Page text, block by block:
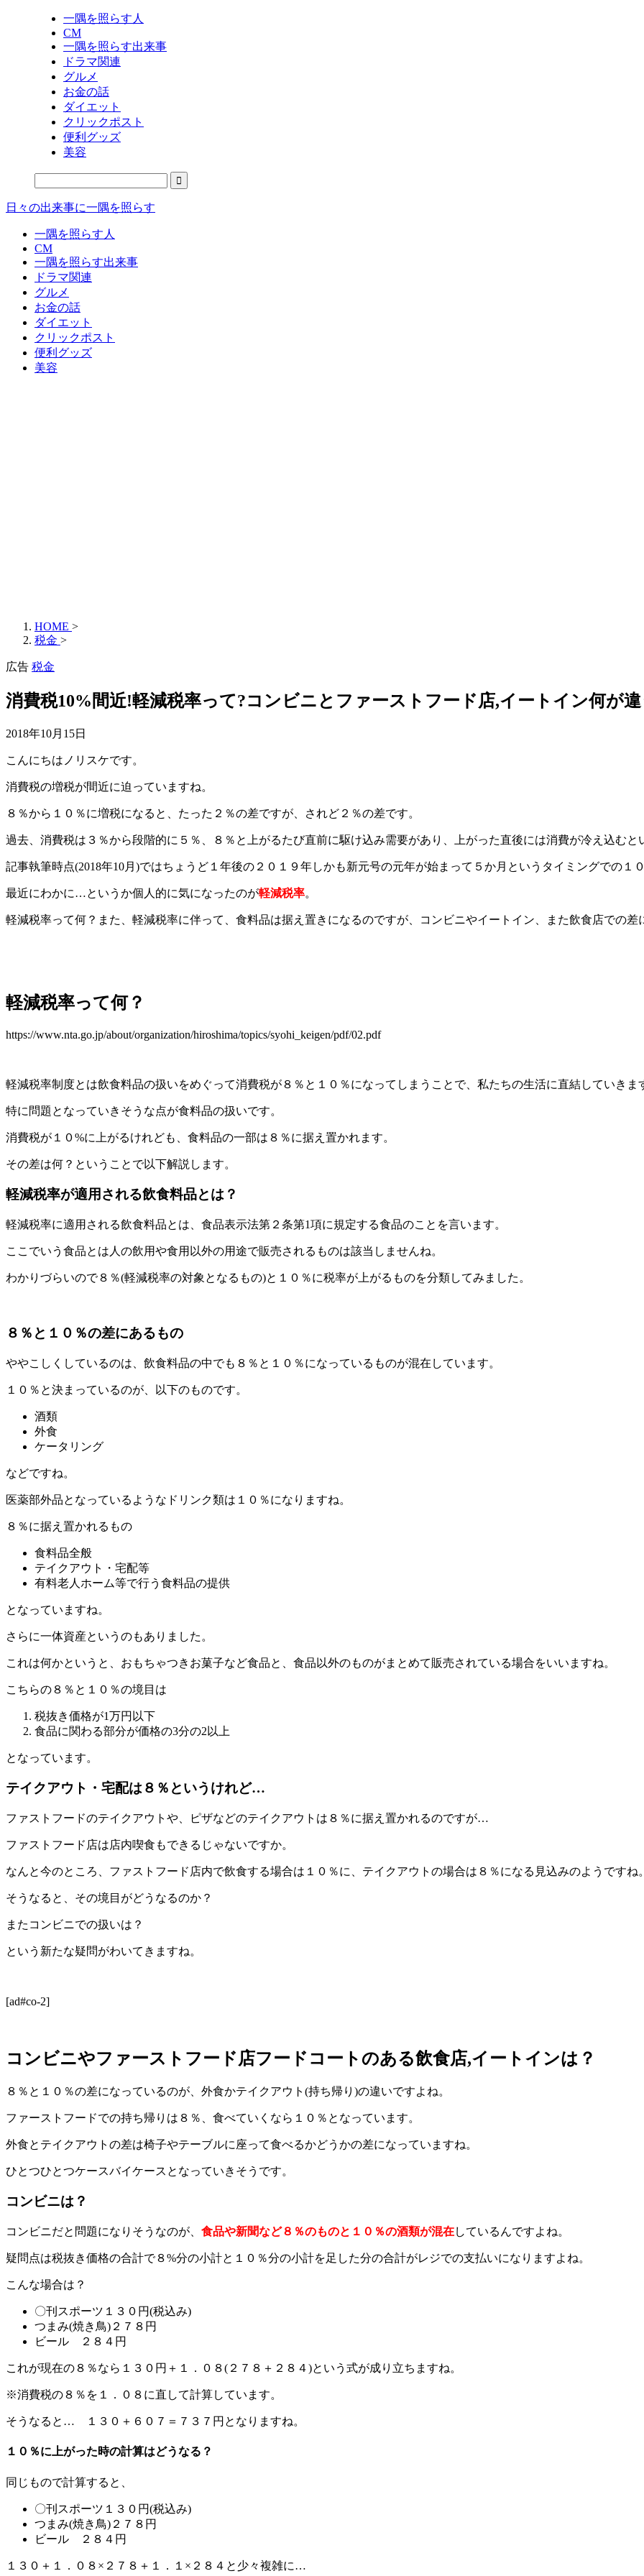
一隅を照らす人
CM
一隅を照らす出来事
ドラマ関連
グルメ
お金の話
ダイエット
クリックポスト
便利グッズ
美容
日々の出来事に一隅を照らす
一隅を照らす人
CM
一隅を照らす出来事
ドラマ関連
グルメ
お金の話
ダイエット
クリックポスト
便利グッズ
美容
HOME >
税金 >
広告 税金
消費税10%間近!軽減税率って?コンビニとファーストフード店,イートイン何が
2018年10月15日
こんにちはノリスケです。
消費税の増税が間近に迫っていますね。
８％から１０％に増税になると、たった２％の差ですが、されど２％の差です。
過去、消費税は３％から段階的に５％、８％と上がるたび直前に駆け込み需要があり、上がった直後には消費が冷え込む
記事執筆時点(2018年10月)ではちょうど１年後の２０１９年しかも新元号の元年が始まって５か月というタイミングでの１
最近にわかに…というか個人的に気になったのが軽減税率。
軽減税率って何？また、軽減税率に伴って、食料品は据え置きになるのですが、コンビニやイートイン、また飲食店での差
軽減税率って何？
https://www.nta.go.jp/about/organization/hiroshima/topics/syohi_keigen/pdf/02.pdf
軽減税率制度とは飲食料品の扱いをめぐって消費税が８％と１０％になってしまうことで、私たちの生活に直結していきま
特に問題となっていきそうな点が食料品の扱いです。
消費税が１０%に上がるけれども、食料品の一部は８％に据え置かれます。
その差は何？ということで以下解説します。
軽減税率が適用される飲食料品とは？
軽減税率に適用される飲食料品とは、食品表示法第２条第1項に規定する食品のことを言います。
ここでいう食品とは人の飲用や食用以外の用途で販売されるものは該当しませんね。
わかりづらいので８％(軽減税率の対象となるもの)と１０％に税率が上がるものを分類してみました。
８％と１０％の差にあるもの
ややこしくしているのは、飲食料品の中でも８％と１０％になっているものが混在しています。
１０％と決まっているのが、以下のものです。
酒類
外食
ケータリング
などですね。
医薬部外品となっているようなドリンク類は１０％になりますね。
８％に据え置かれるもの
食料品全般
テイクアウト・宅配等
有料老人ホーム等で行う食料品の提供
となっていますね。
さらに一体資産というのもありました。
これは何かというと、おもちゃつきお菓子など食品と、食品以外のものがまとめて販売されている場合をいいますね。
こちらの８％と１０％の境目は
税抜き価格が1万円以下
食品に関わる部分が価格の3分の2以上
となっています。
テイクアウト・宅配は８％というけれど…
ファストフードのテイクアウトや、ピザなどのテイクアウトは８％に据え置かれるのですが…
ファストフード店は店内喫食もできるじゃないですか。
なんと今のところ、ファストフード店内で飲食する場合は１０％に、テイクアウトの場合は８％になる見込みのようですね
そうなると、その境目がどうなるのか？
またコンビニでの扱いは？
という新たな疑問がわいてきますね。
[ad#co-2]
コンビニやファーストフード店フードコートのある飲食店,イートインは？
８％と１０％の差になっているのが、外食かテイクアウト(持ち帰り)の違いですよね。
ファーストフードでの持ち帰りは８％、食べていくなら１０％となっています。
外食とテイクアウトの差は椅子やテーブルに座って食べるかどうかの差になっていますね。
ひとつひとつケースバイケースとなっていきそうです。
コンビニは？
コンビニだと問題になりそうなのが、 食品や新聞など８％のものと１０％の酒類が混在しているんですよね。
疑問点は税抜き価格の合計で８%分の小計と１０％分の小計を足した分の合計がレジでの支払いになりますよね。
こんな場合は？
〇刊スポーツ１３０円(税込み)
つまみ(焼き鳥)２７８円
ビール ２８４円
これが現在の８％なら１３０円＋１．０８(２７８＋２８４)という式が成り立ちますね。
※消費税の８％を１．０８に直して計算しています。
そうなると… １３０＋６０７＝７３７円となりますね。
１０％に上がった時の計算はどうなる？
同じもので計算すると、
〇刊スポーツ１３０円(税込み)
つまみ(焼き鳥)２７８円
ビール ２８４円
１３０＋１．０８×２７８＋１．１×２８４と少々複雑に…